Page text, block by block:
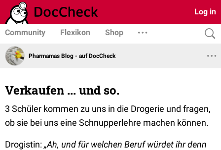
Log in
Community Flexikon Shop
Pharmamas Blog - auf DocCheck
Verkaufen ... und so.
3 Schüler kommen zu uns in die Drogerie und fragen,
ob sie bei uns eine Schnupperlehre machen können.
Drogistin:„Ah, und für welchen Beruf würdet ihr denn